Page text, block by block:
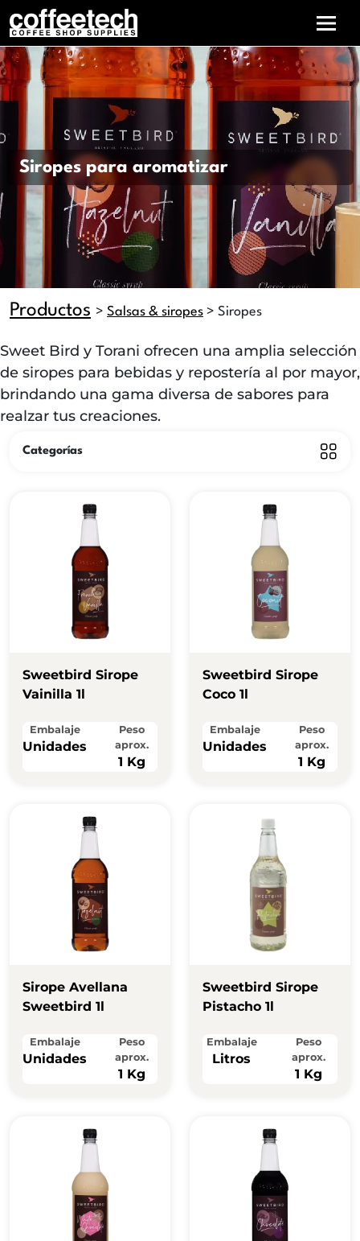
Siropes para aromatizar
Productos > Salsas & siropes > Siropes
Sweet Bird y Torani ofrecen una amplia selección
de siropes para bebidas y repostería al por mayor,
brindando una gama diversa de sabores para
realzar tus creaciones.
Categorías
Sweetbird Sirope
Vainilla 1l
Embalaje
Unidades
Peso
aprox.
1 Kg
Sweetbird Sirope
Coco 1l
Embalaje
Unidades
Peso
aprox.
1 Kg
Sirope Avellana
Sweetbird 1l
Embalaje
Unidades
Peso
aprox.
1 Kg
Sweetbird Sirope
Pistacho 1l
Embalaje
Litros
Peso
aprox.
1 Kg